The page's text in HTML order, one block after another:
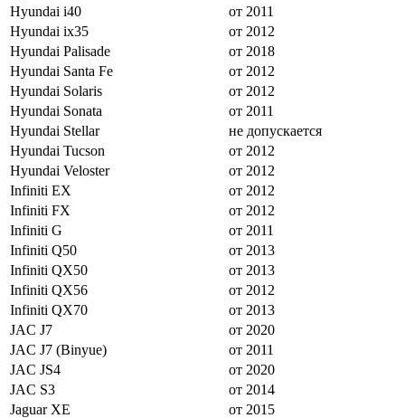
Hyundai i40
от 2011
Hyundai ix35
от 2012
Hyundai Palisade
от 2018
Hyundai Santa Fe
от 2012
Hyundai Solaris
от 2012
Hyundai Sonata
от 2011
Hyundai Stellar
не допускается
Hyundai Tucson
от 2012
Hyundai Veloster
от 2012
Infiniti EX
от 2012
Infiniti FX
от 2012
Infiniti G
от 2011
Infiniti Q50
от 2013
Infiniti QX50
от 2013
Infiniti QX56
от 2012
Infiniti QX70
от 2013
JAC J7
от 2020
JAC J7 (Binyue)
от 2011
JAC JS4
от 2020
JAC S3
от 2014
Jaguar XE
от 2015